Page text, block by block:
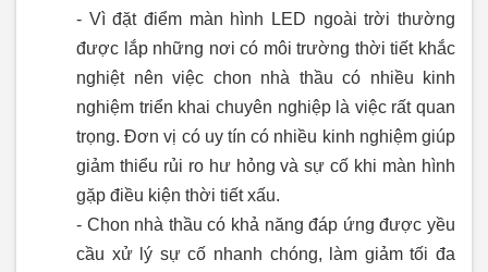
- Vì đặt điểm màn hình LED ngoài trời thường
được lắp những nơi có môi trường thời tiết khắc
nghiệt nên việc chon nhà thầu có nhiều kinh
nghiệm triển khai chuyên nghiệp là việc rất quan
trọng. Đơn vị có uy tín có nhiều kinh nghiệm giúp
giảm thiểu rủi ro hư hỏng và sự cố khi màn hình
gặp điều kiện thời tiết xấu.
- Chon nhà thầu có khả năng đáp ứng được yều
cầu xử lý sự cố nhanh chóng, làm giảm tối đa